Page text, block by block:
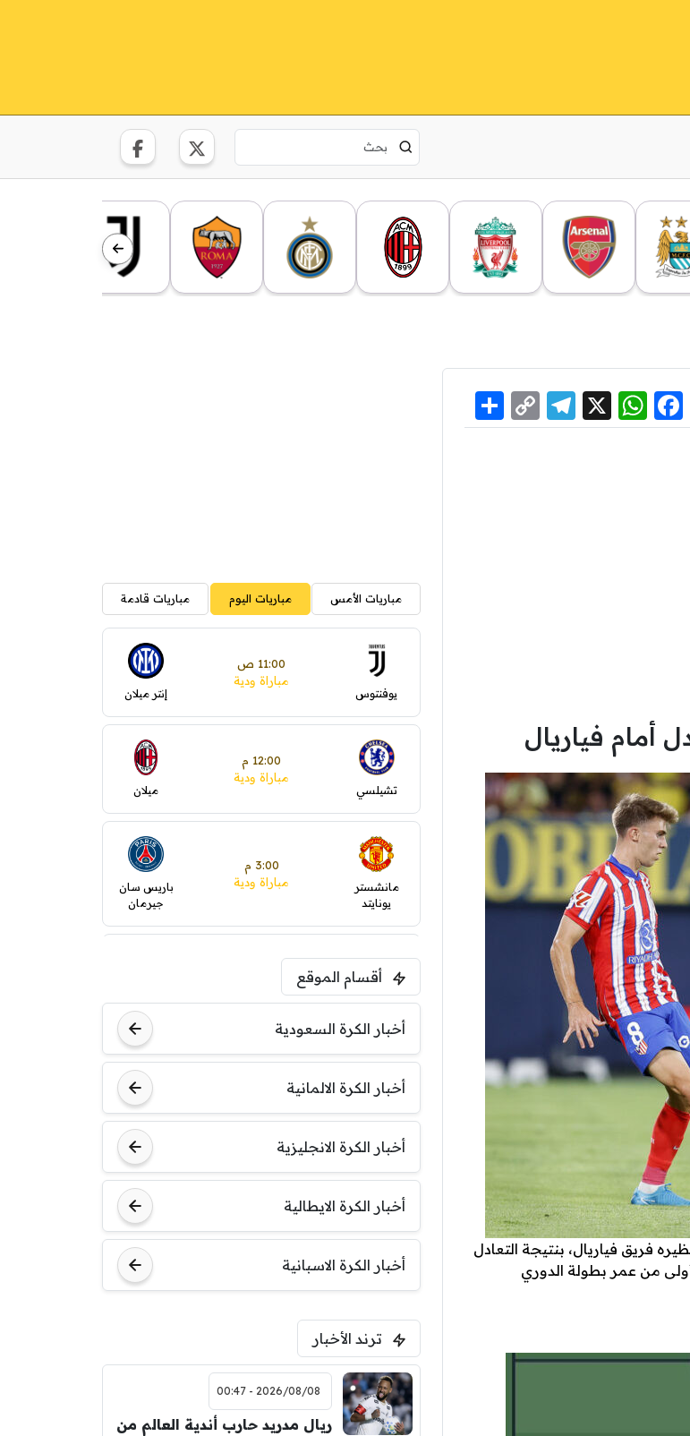
Facebook
WhatsApp
X
Telegram
Copy
Link
أمام فياريال
فريق فياريال، بنتيجة التعادل
الأولى من عمر بطولة الدوري
مباريات الأمس مباريات اليوم مباريات قادمة
يوفنتوس
11:00 ص
مباراة ودية
إنتر ميلان
تشيلسي
12:00 م
مباراة ودية
ميلان
مانشستر
يونايتد
3:00 م
مباراة ودية
باريس سان
جيرمان
فرينتسفاروشي ريال مدريد
مباراة ودية
نوتنغهام
فورست
اودينيزي
8:00 م
برشلونة
أقسام الموقع
أخبار الكرة السعودية
أخبار الكرة الالمانية
أخبار الكرة الانجليزية
أخبار الكرة الايطالية
أخبار الكرة الاسبانية
ترند الأخبار
2026/08/08 - 00:47
ريال مدريد حارب أندية العالم من